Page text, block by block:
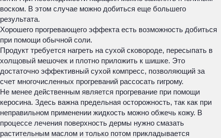
воском. В этом случае можно добиться еще большего
результата.
Хорошего прогревающего эффекта есть возможность добиться
при помощи обычной соли.
Продукт требуется нагреть на сухой сковороде, пересыпать в
холщовый мешочек и плотно приложить к шишке. Это
достаточно эффективный сухой компресс, позволяющий за
счет многочисленных прогреваний рассосать гигрому.
Не менее действенным является прогревание при помощи
керосина. Здесь важна предельная осторожность, так как при
неправильном применении жидкость можно обжечь кожу. В
процессе лечения поверхность дермы нужно смазать
растительным маслом и только потом прикладывается